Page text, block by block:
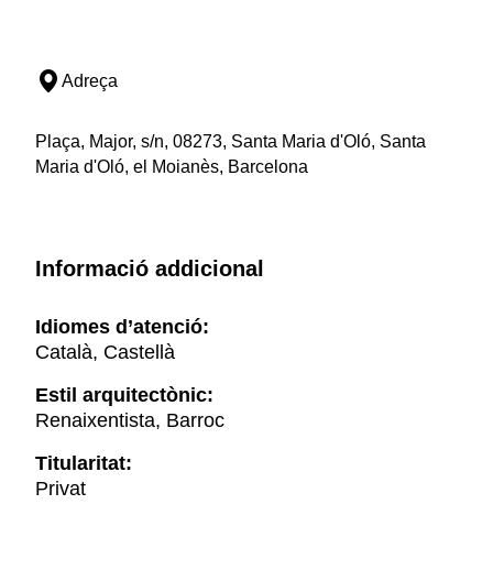
Adreça
Plaça, Major, s/n, 08273, Santa Maria d'Oló, Santa
Maria d'Oló, el Moianès, Barcelona
Informació addicional
Idiomes d’atenció:
Català, Castellà
Estil arquitectònic:
Renaixentista, Barroc
Titularitat:
Privat